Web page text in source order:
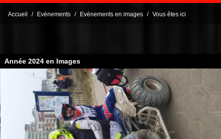
Accueil Evènements Evènements en images Vous êtes ici
Année 2024 en Images